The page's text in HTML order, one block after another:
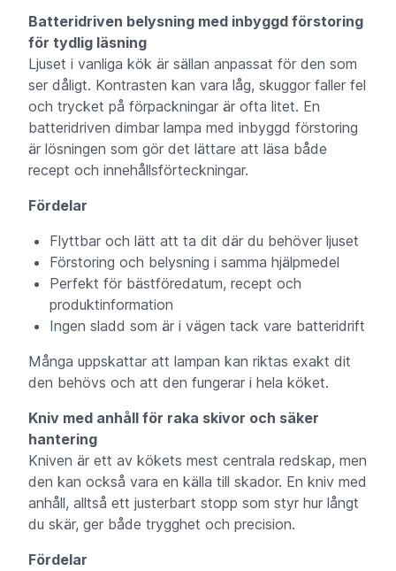
Batteridriven belysning med inbyggd förstoring
för tydlig läsning
Ljuset i vanliga kök är sällan anpassat för den som
ser dåligt. Kontrasten kan vara låg, skuggor faller fel
och trycket på förpackningar är ofta litet. En
batteridriven dimbar lampa med inbyggd förstoring
är lösningen som gör det lättare att läsa både
recept och innehållsförteckningar.
Fördelar
Flyttbar och lätt att ta dit där du behöver ljuset
Förstoring och belysning i samma hjälpmedel
Perfekt för bästföredatum, recept och
produktinformation
Ingen sladd som är i vägen tack vare batteridrift
Många uppskattar att lampan kan riktas exakt dit
den behövs och att den fungerar i hela köket.
Kniv med anhåll för raka skivor och säker
hantering
Kniven är ett av kökets mest centrala redskap, men
den kan också vara en källa till skador. En kniv med
anhåll, alltså ett justerbart stopp som styr hur långt
du skär, ger både trygghet och precision.
Fördelar